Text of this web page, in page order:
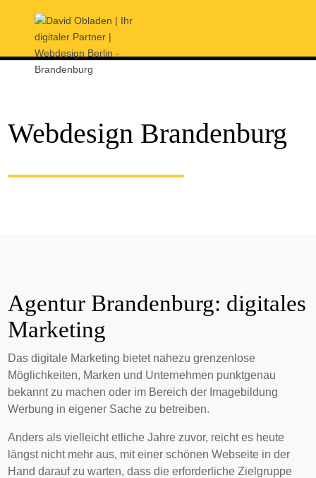
Webdesign Brandenburg
Agentur Brandenburg: digitales
Marketing
Das digitale Marketing bietet nahezu grenzenlose
Möglichkeiten, Marken und Unternehmen punktgenau
bekannt zu machen oder im Bereich der Imagebildung
Werbung in eigener Sache zu betreiben.
Anders als vielleicht etliche Jahre zuvor, reicht es heute
längst nicht mehr aus, mit einer schönen Webseite in der
Hand darauf zu warten, dass die erforderliche Zielgruppe